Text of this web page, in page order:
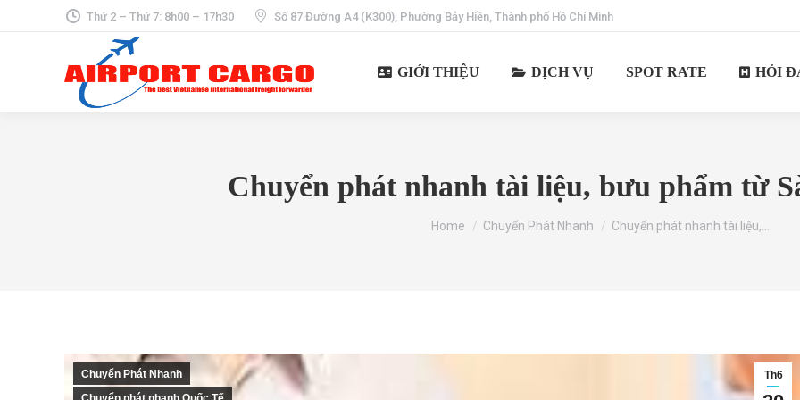
Thứ 2 – Thứ 7: 8h00 – 17h30 Số 87 Đường A4 (K300), Phường Bảy Hiền, Thành phố Hồ Chí Minh
GIỚI THIỆU DỊCH VỤ SPOT RATE HỎI
Chuyển phát nhanh tài liệu, bưu phẩm từ
You are here:
Home Chuyển Phát Nhanh Chuyển phát nhanh tài liệu,…
Th6
Chuyển Phát Nhanh